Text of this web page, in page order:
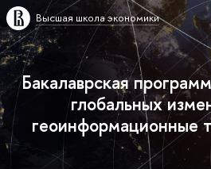
Высшая школа экономики
Бакалаврская
глобальных
геоинформационные